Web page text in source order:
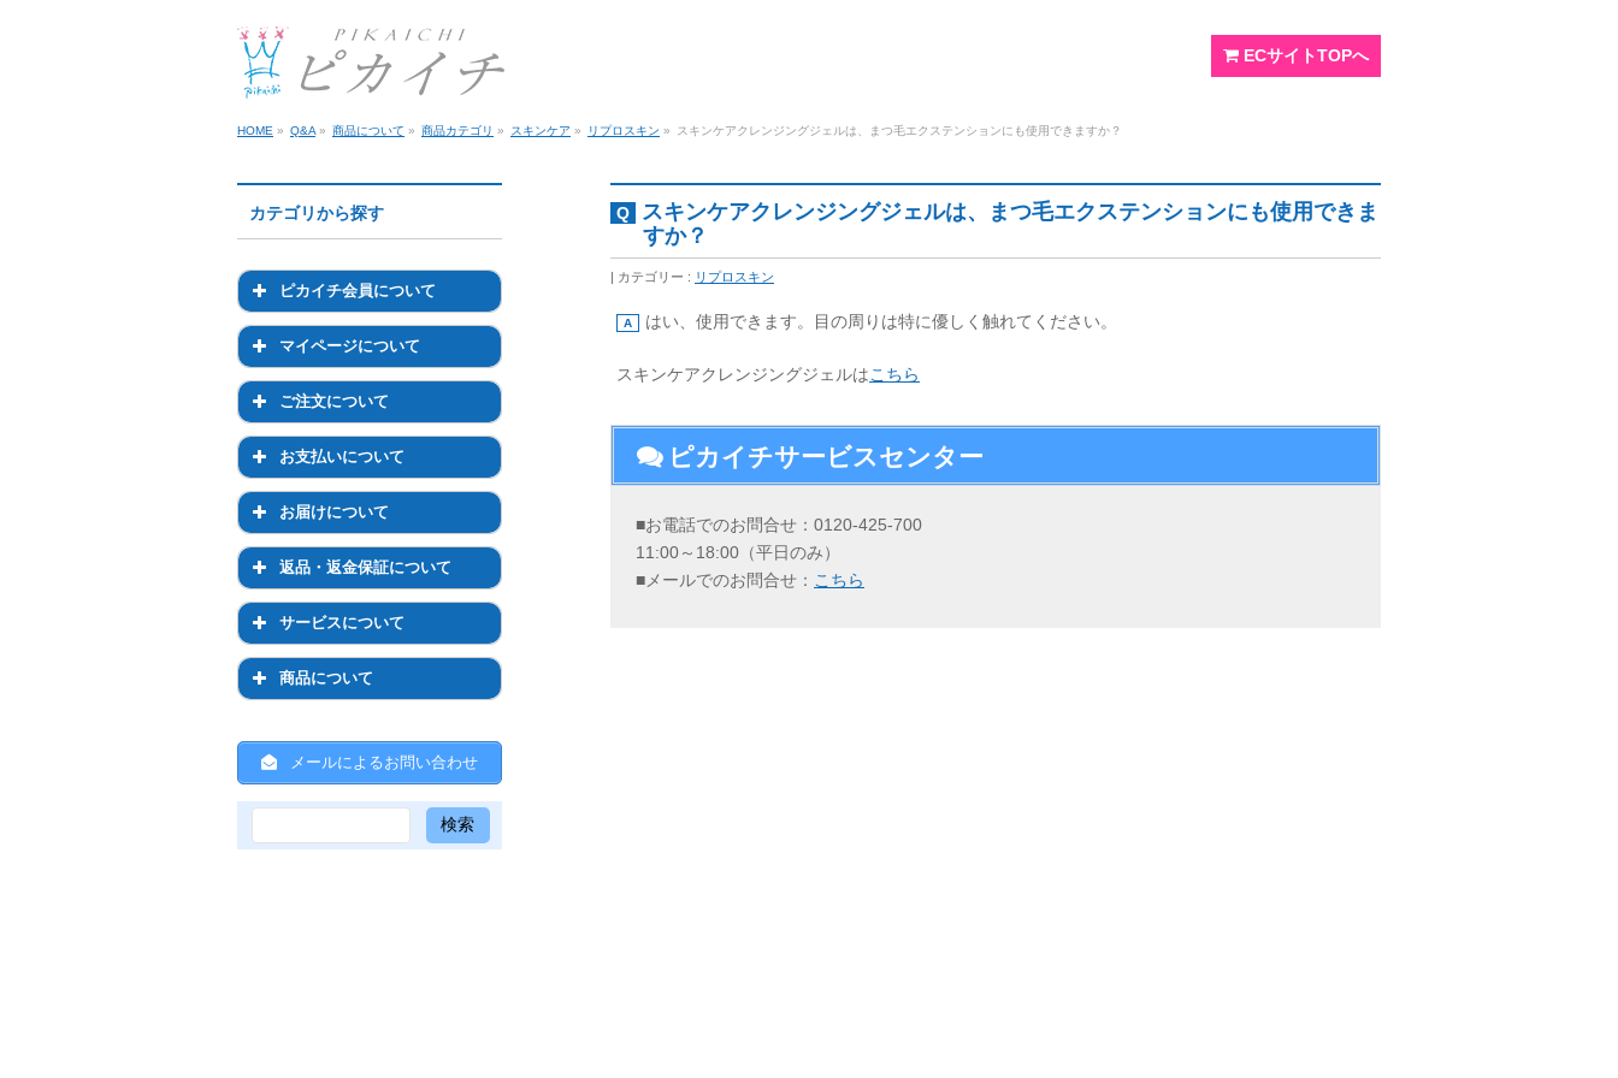
ECサイトTOPへ
HOME » Q&A » 商品について » 商品カテゴリ » スキンケア » リプロスキン » スキンケアクレンジングジェルは、まつ毛エクステンションにも使用できますか？
スキンケアクレンジングジェルは、まつ毛エクステンションにも使用できま
すか？
カテゴリー : リプロスキン
はい、使用できます。目の周りは特に優しく触れてください。
スキンケアクレンジングジェルはこちら
ピカイチサービスセンター
■お電話でのお問合せ：0120-425-700
11:00～18:00（平日のみ）
■メールでのお問合せ： こちら
カテゴリから探す
ピカイチ会員について
ピカイチ会員について
会員登録について
退会について
マイページについて
マイページについて
マイページでのお手続き
ログイン・パスワードにつ
いて
登録情報の変更
ご注文について
ご注文について
注文前のご相談について
通常購入について
定期コースについて
配送について
ひと箱割について
て
お支払いについて
お支払いについて
お支払い方法について
お支払い方法の変更につい
て
お届けについて
お届けについて
お届け先の変更について
お届け日時・周期の変更
返品・返金保証について
返品・返金保証について
返品について
サービスについて
サービスについて
て
ひと箱割について
商品について
スキンケア全般について
メールによるお問い合わせ